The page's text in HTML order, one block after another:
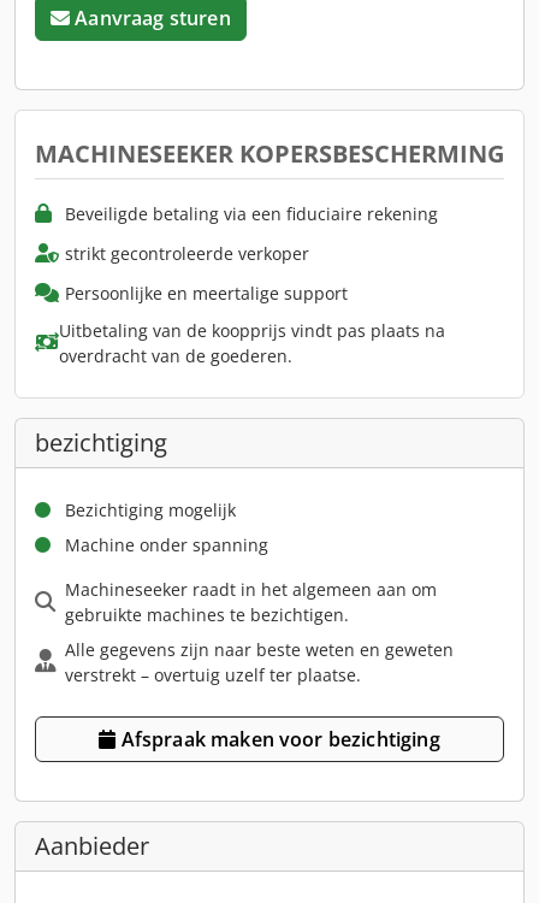
Aanvraag sturen
MACHINESEEKER KOPERSBESCHERMING
Beveiligde betaling via een fiduciaire rekening
strikt gecontroleerde verkoper
Persoonlijke en meertalige support
Uitbetaling van de koopprijs vindt pas plaats na
overdracht van de goederen.
bezichtiging
Bezichtiging mogelijk
Machine onder spanning
Machineseeker raadt in het algemeen aan om
gebruikte machines te bezichtigen.
Alle gegevens zijn naar beste weten en geweten
verstrekt – overtuig uzelf ter plaatse.
Afspraak maken voor bezichtiging
Aanbieder